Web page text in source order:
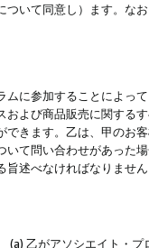
ついて同意し）ます。な
に参加することによっ
および商品販売に関する
できます。乙は、甲のお
いて問い合わせがあった
旨述べなければなりませ
(a) 乙がアソシエイト・